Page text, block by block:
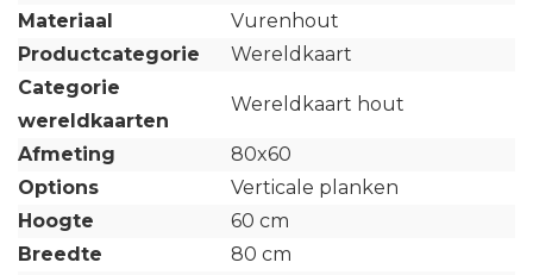
Materiaal
Vurenhout
Productcategorie
Wereldkaart
Categorie
wereldkaarten
Wereldkaart hout
Afmeting
80x60
Options
Verticale planken
Hoogte
60 cm
Breedte
80 cm